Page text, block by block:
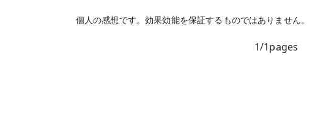
個人の感想です。効果効能を保証するものではありません。
1/1pages